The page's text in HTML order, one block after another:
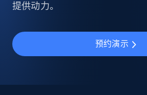
提供动力。
预约演示